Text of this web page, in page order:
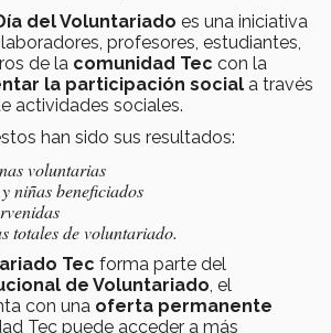
del Voluntariado es una iniciativa
profesores, estudiantes,
de la comunidad Tec con la
la participación social a través
actividades sociales.
han sido sus resultados:
voluntarias
niñas beneficiados
totales de voluntariado.
Tec forma parte del
de Voluntariado , el
con una oferta permanente
Tec puede acceder a más